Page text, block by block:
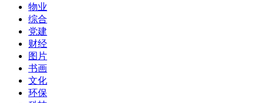
物业
综合
党建
财经
图片
书画
文化
环保